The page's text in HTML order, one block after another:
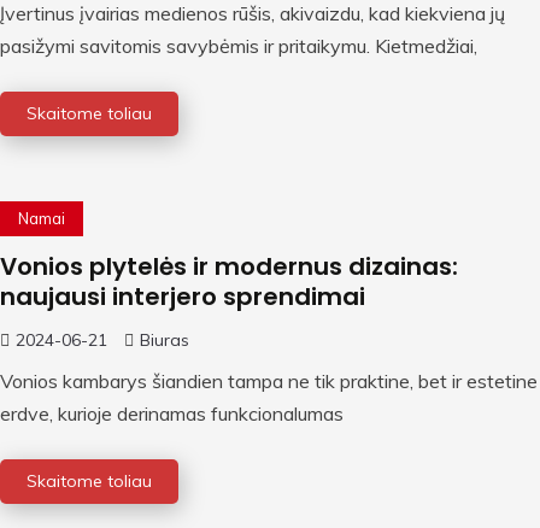
Įvertinus įvairias medienos rūšis, akivaizdu, kad kiekviena jų
pasižymi savitomis savybėmis ir pritaikymu. Kietmedžiai,
Skaitome toliau
Namai
Vonios plytelės ir modernus dizainas:
naujausi interjero sprendimai
2024-06-21 Biuras
Vonios kambarys šiandien tampa ne tik praktine, bet ir estetine
erdve, kurioje derinamas funkcionalumas
Skaitome toliau